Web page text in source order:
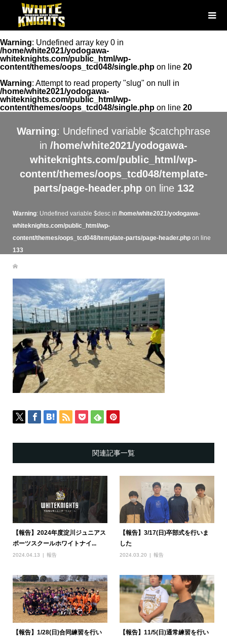
Warning: Undefined array key 0 in
/home/white2021/yodogawa-
whiteknights.com/public_html/wp-
content/themes/oops_tcd048/single.php on line 20
Warning: Attempt to read property "slug" on null in
/home/white2021/yodogawa-
whiteknights.com/public_html/wp-
content/themes/oops_tcd048/single.php on line 20
Warning: Undefined variable $catchphrase
in /home/white2021/yodogawa-
whiteknights.com/public_html/wp-
content/themes/oops_tcd048/template-
parts/page-header.phpon line 132
Warning: Undefined variable $desc in /home/white2021/yodogawa-
whiteknights.com/public_html/wp-
content/themes/oops_tcd048/template-parts/page-header.phpon line
133
関連記事一覧
【報告】2024年度淀川ジュニアス
ポーツスクールホワイトナイ...
2024.04.13 報告
【報告】3/17(日)卒部式を行いま
した
2024.03.20 報告
【報告】1/28(日)合同練習を行い
【報告】11/5(日)通常練習を行い